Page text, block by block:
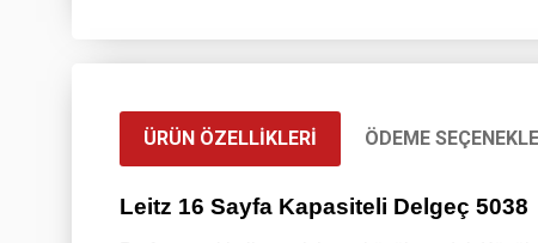
ÜRÜN ÖZELLIKLERI ÖDEME
Leitz 16 Sayfa Kapasiteli Delgeç 5038